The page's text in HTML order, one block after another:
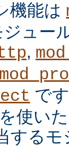
機能は
ュー
,
で
使い
するモ